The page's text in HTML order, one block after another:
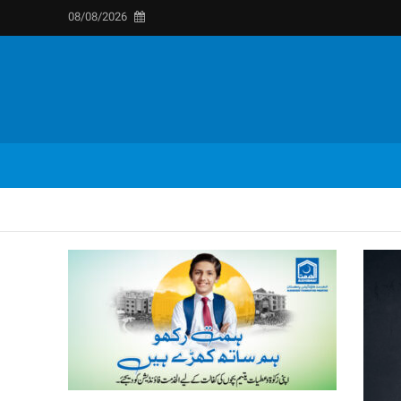
08/08/2026